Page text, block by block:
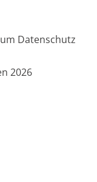
Datenschutz
2026